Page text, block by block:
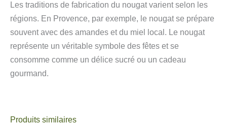
Les traditions de fabrication du nougat varient selon les
régions. En Provence, par exemple, le nougat se prépare
souvent avec des amandes et du miel local. Le nougat
représente un véritable symbole des fêtes et se
consomme comme un délice sucré ou un cadeau
gourmand.
Produits similaires